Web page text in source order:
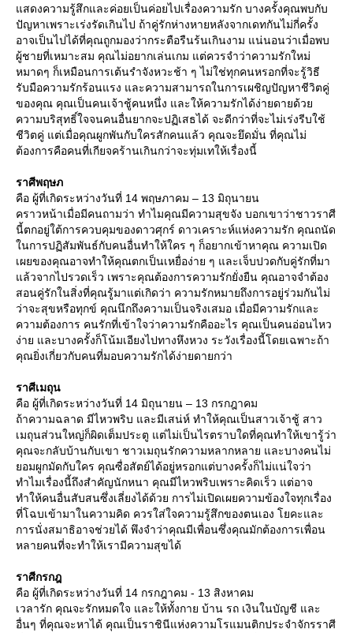
สดงความรู้สึกและค่อยเป็นค่อยไปเรื่องความรัก บางครั้งคุณพบกับ
ปัญหาเพราะเร่งรัดเกินไป ถ้าคู่รักห่างหายหลังจากเดทกันไม่กี่ครั้ง
อาจเป็นไปได้ที่คุณถูกมองว่ากระตือรืนร้นเกินงาม แน่นอนว่าเมื่อพบ
ผู้ชายที่เหมาะสม คุณไม่อยากเล่นเกม แต่ควรจำว่าความรักใหม่
หมาดๆ ก็เหมือนการเต้นรำจังหวะช้า ๆ ไม่ใช่ทุกคนหรอกที่จะรู้วิธี
รับมือความรักร้อนแรง และความสามารถในการเผชิญปัญหาชีวิตคู่
ของคุณ คุณเป็นคนเจ้าชู้คนหนึ่ง และให้ความรักได้ง่ายดายด้ว
ความบริสุทธิ์ใจจนคนอื่นยากจะปฏิเสธได้ จะดีกว่าที่จะไม่เร่งรีบใช้
ชีวิตคู่ แต่เมื่อคุณผูกพันกับใครสักคนแล้ว คุณจะยึดมั่น ที่คุณไม่
ต้องการคือคนที่เกียจคร้านเกินกว่าจะทุ่มเทให้เรื่องนี้
ราศีพฤษภ
คือ ผู้ที่เกิดระหว่างวันที่ 14 พฤษภาคม – 13 มิถุนายน
คราวหน้าเมื่อมีคนถามว่า ทำไมคุณมีความสุขจัง บอกเขาว่าชาวราศี
นี้ตกอยู่ใต้การควบคุมของดาวศุกร์ ดาวเคราะห์แห่งความรัก คุณถนัด
นการปฏิสัมพันธ์กับคนอื่นทำให้ใคร ๆ ก็อยากเข้าหาคุณ ความเปิด
เผยของคุณอาจทำให้คุณตกเป็นเหยื่อง่าย ๆ และเจ็บปวดกับคู่รักที่มา
ล้วจากไปรวดเร็ว เพราะคุณต้องการความรักยั่งยืน คุณอาจจำต้อง
สอนคู่รักในสิ่งที่คุณรู้มาแต่เกิดว่า ความรักหมายถึงการอยู่ร่วมกันไม่
ว่าจะสุขหรือทุกข์ คุณนึกถึงความเป็นจริงเสมอ เมื่อมีความรักและ
ความต้องการ คนรักที่เข้าใจว่าความรักคืออะไร คุณเป็นคนอ่อนไหว
ง่าย และบางครั้งก็โน้มเอียงไปทางหึงหวง ระวังเรื่องนี้โดยเฉพาะถ้า
คุณยิ่งเกี่ยวกับคนที่มอบความรักได้ง่ายดายกว่า
ราศีเมถุน
คือ ผู้ที่เกิดระหว่างวันที่ 14 มิถุนายน – 13 กรกฎาคม
ถ้าความฉลาด มีไหวพริบ และมีเสน่ห์ ทำให้คุณเป็นสาวเจ้าชู้ สาว
เมถุนส่วนใหญ่ก็ผิดเต็มประตู แต่ไม่เป็นไรตราบใดที่คุณทำให้เขารู้ว่า
คุณจะกลับบ้านกับเขา ชาวเมถุนรักความหลากหลาย และบางคนไม่
อมผูกมัดกับใคร คุณซื่อสัตย์ได้อยู่หรอกแต่บางครั้งก็ไม่แน่ใจว่า
ทำไมเรื่องนี้ถึงสำคัญนักหนา คุณมีไหวพริบเพราะคิดเร็ว แต่อาจ
ทำให้คนอื่นสับสนซึ่งเลี่ยงได้ด้วย การไม่เปิดเผยความข้องใจทุกเรื่อง
ที่โฉบเข้ามาในความคิด ควรใส่ใจความรู้สึกของตนเอง โยคะและ
การนั่งสมาธิอาจช่วยได้ พึงจำว่าคุณมีเพื่อนซึ่งคุณมักต้องการเพื่อน
หลายคนที่จะทำให้เรามีความสุขได้
ราศีกรกฎ
คือ ผู้ที่เกิดระหว่างวันที่ 14 กรกฎาคม - 13 สิงหาคม
เวลารัก คุณจะรักหมดใจ และให้ทั้งกาย บ้าน รถ เงินในบัญชี และ
อื่นๆ ที่คุณจะหาได้ คุณเป็นราชินีแห่งความโรแมนติกประจำจักรราศี